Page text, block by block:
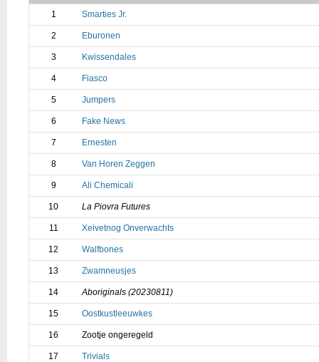
1 Smarties Jr.
2 Eburonen
3 Kwissendales
4 Fiasco
5 Jumpers
6 Fake News
7 Ernesten
8 Van Horen Zeggen
9 Ali Chemicali
10 La Piovra Futures
11 Xeivetnog Onverwachts
12 Walfbones
13 Zwamneusjes
14 Aboriginals (20230811)
15 Oostkustleeuwkes
16 Zootje ongeregeld
17 Trivials